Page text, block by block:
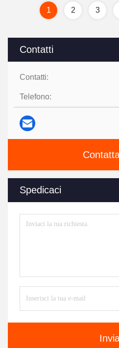
Contatti
Contatti:
Telefono:
Spedicaci
1 2 3